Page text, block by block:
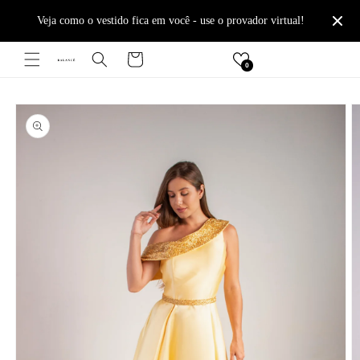
virtual! Frete Grátis I Parcelamento até 10x sem juros I 10% OFF no
para o
Carrinho 0
informações
do produto